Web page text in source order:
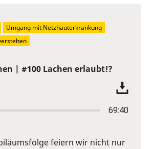
| #100 Lachen erlaubt!?
69:40
feiern wir nicht nur
Umgang mit Netzhauterkrankung